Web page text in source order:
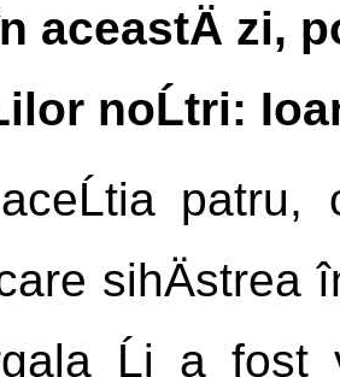
aceastÄ zi,
noĹtri:
Ĺi a fost